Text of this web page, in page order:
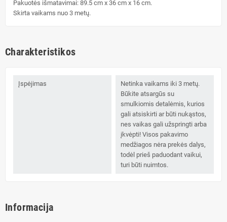
Pakuotės išmatavimai: 89.5 cm x 36 cm x 16 cm.
Skirta vaikams nuo 3 metų.
Charakteristikos
Įspėjimas
Netinka vaikams iki 3 metų.
Būkite atsargūs su
smulkiomis detalėmis, kurios
gali atsiskirti ar būti nukąstos,
nes vaikas gali užspringti arba
įkvėpti! Visos pakavimo
medžiagos nėra prekės dalys,
todėl prieš paduodant vaikui,
turi būti nuimtos.
Informacija